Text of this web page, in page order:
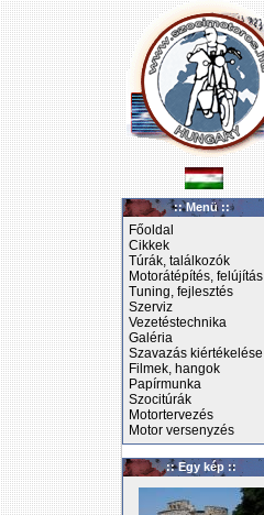
:: Menü ::
Főoldal
Cikkek
Túrák, találkozók
Motorátépítés, felújítás
Tuning, fejlesztés
Szerviz
Vezetéstechnika
Galéria
Szavazás kiértékelése
Filmek, hangok
Papírmunka
Szocitúrák
Motortervezés
Motor versenyzés
:: Egy kép ::